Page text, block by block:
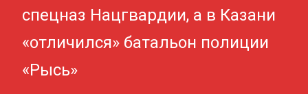
спецназ Нацгвардии, а в Казани
«отличился» батальон полиции
«Рысь»